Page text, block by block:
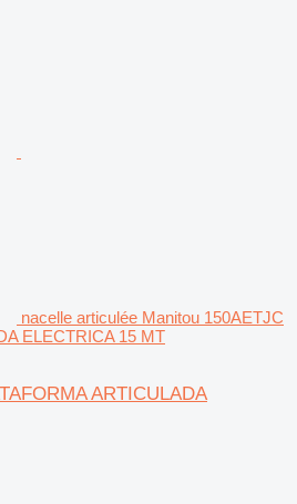
nacelle articulée Manitou 150AETJC
ELECTRICA 15 MT
ARTICULADA